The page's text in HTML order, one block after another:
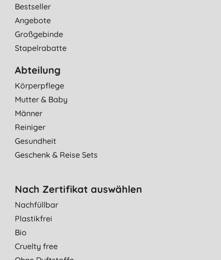
Bestseller
Angebote
Großgebinde
Stapelrabatte
Abteilung
Körperpflege
Mutter & Baby
Männer
Reiniger
Gesundheit
Geschenk & Reise Sets
Nach Zertifikat auswählen
Nachfüllbar
Plastikfrei
Bio
Cruelty free